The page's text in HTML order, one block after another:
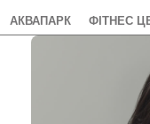
АКВАПАРК ФІТНЕС